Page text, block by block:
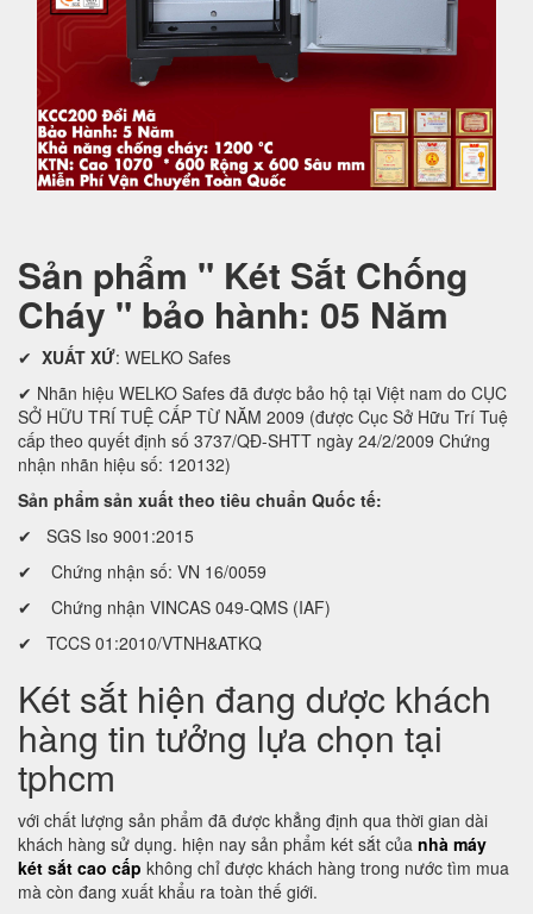
Sản phẩm " Két Sắt Chống
Cháy " bảo hành: 05 Năm
✔ XUẤT XỨ: WELKO Safes
✔ Nhãn hiệu WELKO Safes đã được bảo hộ tại Việt nam do CỤC
SỞ HỮU TRÍ TUỆ CẤP TỪ NĂM 2009 (được Cục Sở Hữu Trí Tuệ
cấp theo quyết định số 3737/QĐ-SHTT ngày 24/2/2009 Chứng
nhận nhãn hiệu số: 120132)
Sản phẩm sản xuất theo tiêu chuẩn Quốc tế:
✔ SGS Iso 9001:2015
✔ Chứng nhận số: VN 16/0059
✔ Chứng nhận VINCAS 049-QMS (IAF)
✔ TCCS 01:2010/VTNH&ATKQ
Két sắt hiện đang dược khách
hàng tin tưởng lựa chọn tại
tphcm
với chất lượng sản phẩm đã được khẳng định qua thời gian dài
khách hàng sử dụng. hiện nay sản phẩm két sắt của nhà máy
két sắt cao cấp không chỉ được khách hàng trong nước tìm mua
mà còn đang xuất khẩu ra toàn thế giới.